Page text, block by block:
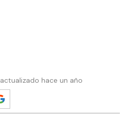
hace un año